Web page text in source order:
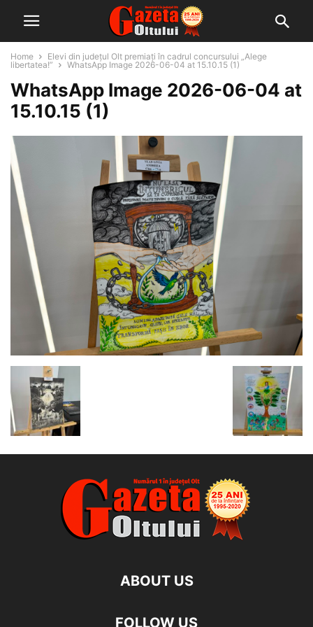
Home
Elevi din județul Olt premiați în cadrul concursului „Alege
libertatea!”
WhatsApp Image 2026-06-04 at 15.10.15 (1)
WhatsApp Image 2026-06-04 at
15.10.15 (1)
ABOUT US
FOLLOW US